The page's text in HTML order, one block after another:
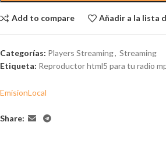
Add to compare Añadir a la lista
Categorías: Players Streaming, Streaming
Etiqueta: Reproductor html5 para tu radio
EmisionLocal
Share: